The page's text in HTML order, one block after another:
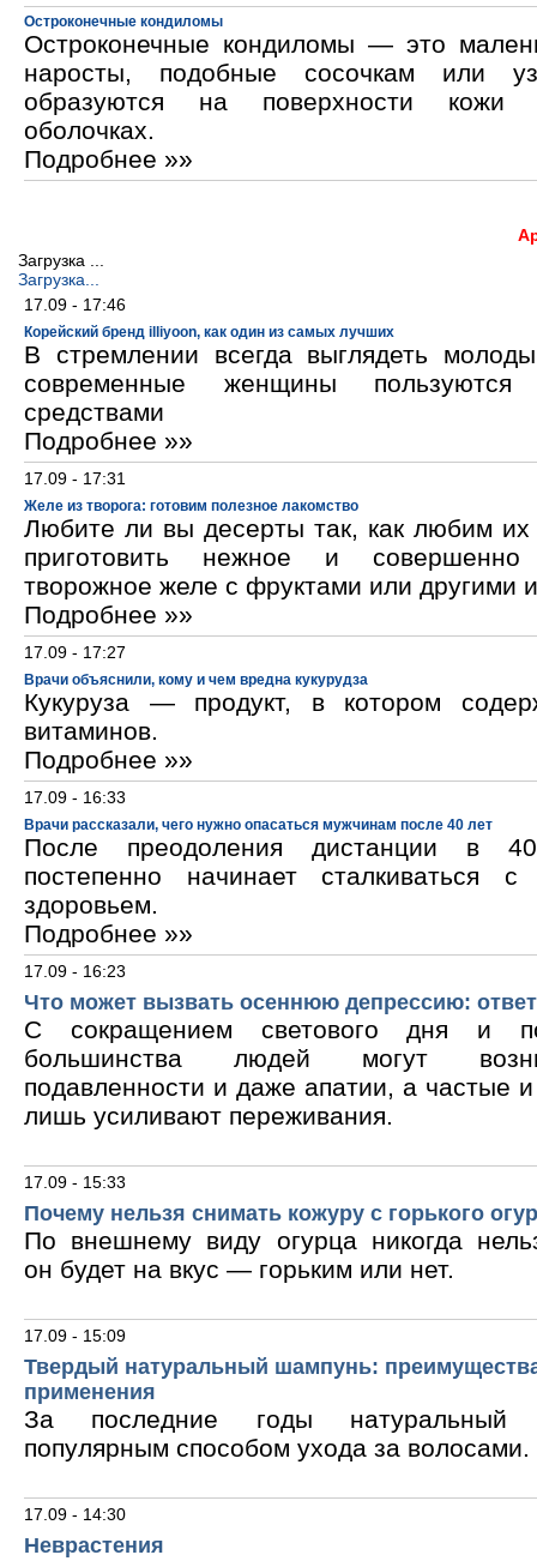
Остроконечные кондиломы
Остроконечные кондиломы — это
наросты, подобные сосочкам или
образуются на поверхности кожи
оболочках.
Подробнее »»
Загрузка ...
Загрузка...
17.09 - 17:46
Корейский бренд illiyoon, как один из самых лучших
В стремлении всегда выглядеть
современные женщины пользуются
средствами
Подробнее »»
17.09 - 17:31
Желе из творога: готовим полезное лакомство
Любите ли вы десерты так, как любим
приготовить нежное и
творожное желе с фруктами или другими
Подробнее »»
17.09 - 17:27
Врачи объяснили, кому и чем вредна кукурудза
Кукуруза — продукт, в котором
витаминов.
Подробнее »»
17.09 - 16:33
Врачи рассказали, чего нужно опасаться мужчинам после 40 лет
После преодоления дистанции в
постепенно начинает сталкиваться
здоровьем.
Подробнее »»
17.09 - 16:23
Что может вызвать осеннюю депрессию:
С сокращением светового дня и
большинства людей могут
подавленности и даже апатии, а частые
лишь усиливают переживания.
17.09 - 15:33
Почему нельзя снимать кожуру с горького
По внешнему виду огурца никогда
он будет на вкус — горьким или нет.
17.09 - 15:09
Твердый натуральный шампунь:
применения
За последние годы натуральный
популярным способом ухода за волосами.
17.09 - 14:30
Неврастения